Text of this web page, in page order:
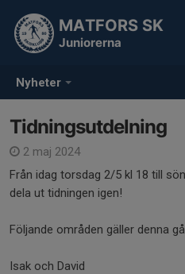
Nyheter
MATFORS SK
Juniorerna
Tidningsutdelning
2 maj 2024
Från idag torsdag 2/5 kl 18 till
dela ut tidningen igen!
Följande områden gäller denna
Isak och David